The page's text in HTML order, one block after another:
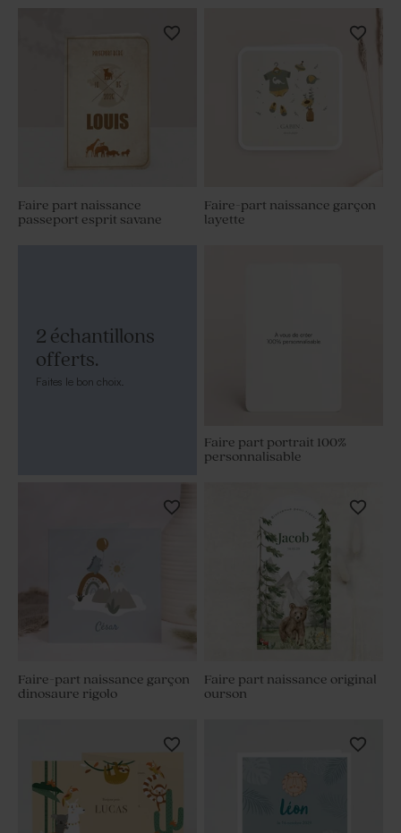
2 échantillons
offerts.
Faites le bon choix.
Faire part portrait 100%
personnalisable
Faire part naissance
passeport esprit savane
Faire-part naissance garçon
layette
Faire-part naissance garçon
dinosaure rigolo
Faire part naissance original
ourson